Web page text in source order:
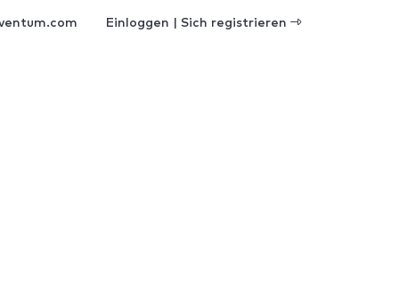
Einloggen | Sich registrieren